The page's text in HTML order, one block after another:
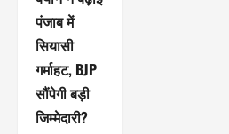
पंजाब में
सियासी
गर्माहट, BJP
सौंपेगी बड़ी
जिम्मेदारी?